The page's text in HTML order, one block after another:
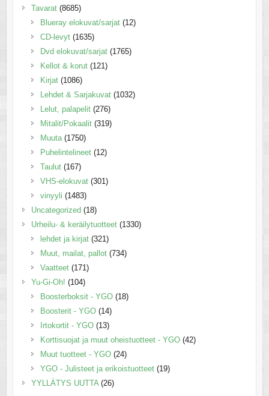
Tavarat (8685)
Blueray elokuvat/sarjat (12)
CD-levyt (1635)
Dvd elokuvat/sarjat (1765)
Kellot & korut (121)
Kirjat (1086)
Lehdet & Sarjakuvat (1032)
Lelut, palapelit (276)
Mitalit/Pokaalit (319)
Muuta (1750)
Puhelintelineet (12)
Taulut (167)
VHS-elokuvat (301)
vinyyli (1483)
Uncategorized (18)
Urheilu- & keräilytuotteet (1330)
lehdet ja kirjat (321)
Muut, mailat, pallot (734)
Vaatteet (171)
Yu-Gi-Oh! (104)
Boosterboksit - YGO (18)
Boosterit - YGO (14)
Irtokortit - YGO (13)
Korttisuojat ja muut oheistuotteet - YGO (42)
Muut tuotteet - YGO (24)
YGO - Julisteet ja erikoistuotteet (19)
YYLLÄTYS UUTTA (26)